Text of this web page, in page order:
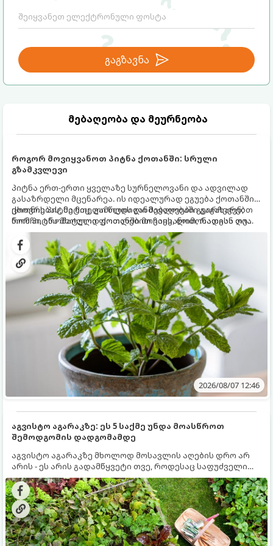
გაგზავნა
მებაღეობა და მეურნეობა
როგორ მოვიყვანოთ პიტნა ქოთანში: სრული
გზამკვლევი
პიტნა ერთ-ერთი ყველაზე სურნელოვანი და ადვილად
გასაზრდელი მცენარეა. ის იდეალურად ეგუება ქოთანში
ცხოვრებას, მეტიც, გამოცდილი მებაღეები გვირჩევენ,
რომ პიტნა მხოლოდ ქოთანში მოვიყვანოთ, რადგან ღია
გრუნტში (ბაღში) დარგვისას ის ფესვებით ძალიან
სწრაფად ვრცელდება და სხვა მცენარეებს ავიწროებს.
ქოთნის პიტნა მთელი წლის განმავლობაში გაგახარებთ
ნორჩი, არომატული ფოთლებით ჩაის, ლიმონათისა თუ
კერძებისთვის.
2026/08/07 12:46
აგვისტო აგარაკზე: ეს 5 საქმე უნდა მოასწროთ
შემოდგომის დადგომამდე
აგვისტო აგარაკზე მხოლოდ მოსავლის აღების დრო არ
არის - ეს არის გადამწყვეტი თვე, როდესაც საფუძველი
ეყრება მომავალი წლის მოსავალს და ბაღი მზადდება
შემოდგომა-ზამთრის სეზონისთვის. იმისათვის, რომ
ნიადაგმა ენერგია აღიდგინოს, ხოლო მცენარეებმა
ზამთარს გაუძლონ, აგვისტოს ბოლომდე 5
მნიშვნელოვანი საქმის გაკეთება უნდა მოასწროთ: